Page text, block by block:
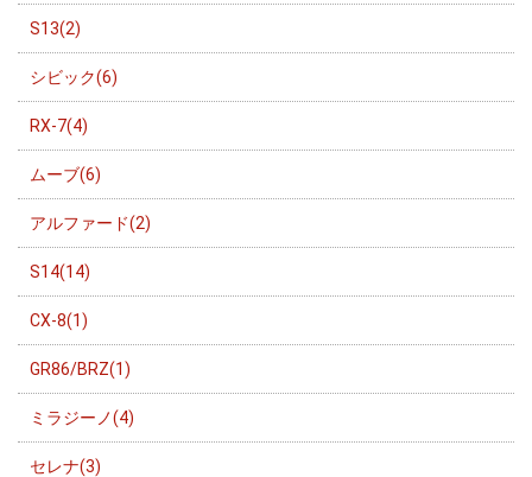
S13(2)
シビック(6)
RX-7(4)
ムーブ(6)
アルファード(2)
S14(14)
CX-8(1)
GR86/BRZ(1)
ミラジーノ(4)
セレナ(3)